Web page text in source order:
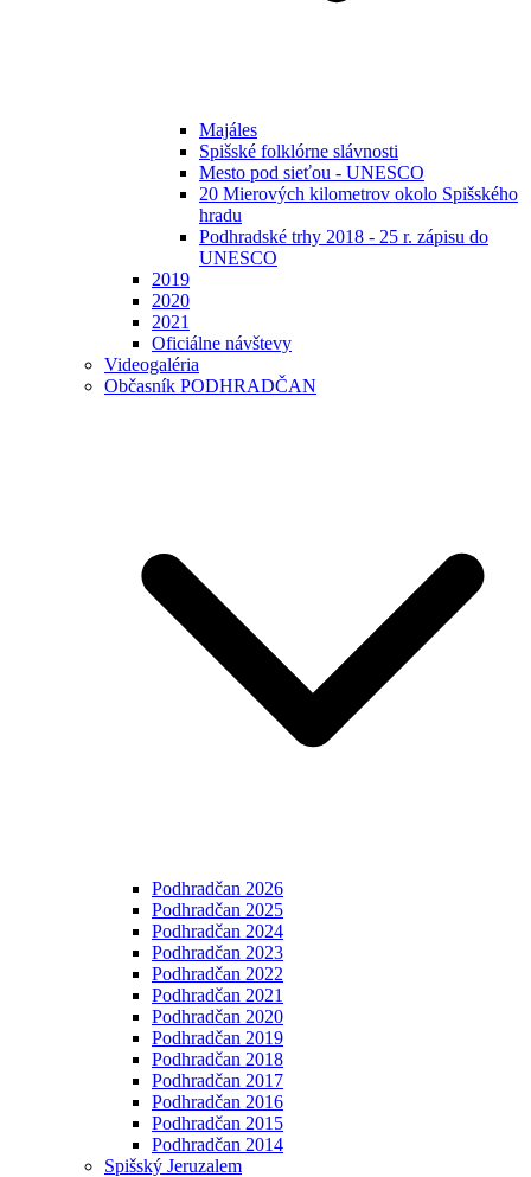
Majáles
Spišské folklórne slávnosti
Mesto pod sieťou - UNESCO
20 Mierových kilometrov okolo Spišského
hradu
Podhradské trhy 2018 - 25 r. zápisu do
UNESCO
2019
2020
2021
Oficiálne návštevy
Videogaléria
Občasník PODHRADČAN
Podhradčan 2026
Podhradčan 2025
Podhradčan 2024
Podhradčan 2023
Podhradčan 2022
Podhradčan 2021
Podhradčan 2020
Podhradčan 2019
Podhradčan 2018
Podhradčan 2017
Podhradčan 2016
Podhradčan 2015
Podhradčan 2014
Spišský Jeruzalem